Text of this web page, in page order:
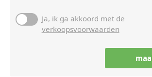
Ja, ik ga akkoord met de
verkoopsvoorwaarden